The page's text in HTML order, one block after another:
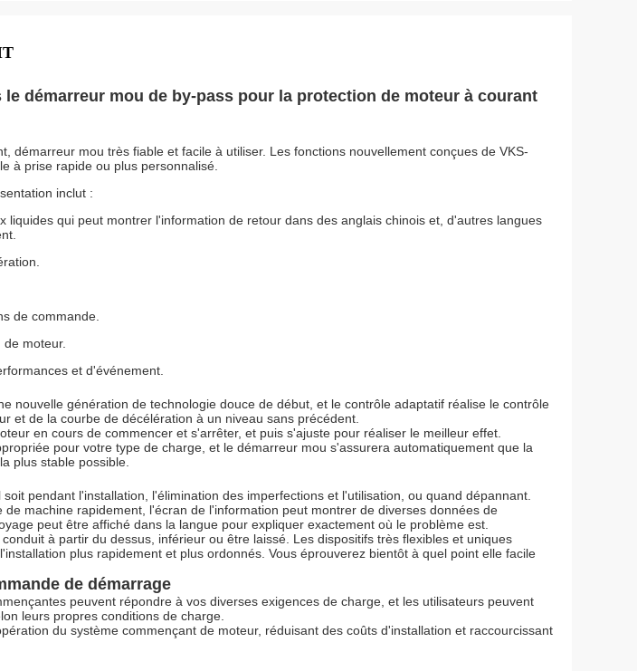
le démarreur mou de by-pass pour la protection de moteur à courant
démarreur mou très fiable et facile à utiliser. Les fonctions nouvellement conçues de VKS-
à prise rapide ou plus personnalisé.
inclut :
liquides qui peut montrer l'information de retour dans des anglais chinois et, d'autres langues
de commande.
moteur.
et d'événement.
nouvelle génération de technologie douce de début, et le contrôle adaptatif réalise le contrôle
et de la courbe de décélération à un niveau sans précédent.
en cours de commencer et s'arrêter, et puis s'ajuste pour réaliser le meilleur effet.
pour votre type de charge, et le démarreur mou s'assurera automatiquement que la
plus stable possible.
pendant l'installation, l'élimination des imperfections et l'utilisation, ou quand dépannant.
machine rapidement, l'écran de l'information peut montrer de diverses données de
peut être affiché dans la langue pour expliquer exactement où le problème est.
à partir du dessus, inférieur ou être laissé. Les dispositifs très flexibles et uniques
plus rapidement et plus ordonnés. Vous éprouverez bientôt à quel point elle facile
de démarrage
peuvent répondre à vos diverses exigences de charge, et les utilisateurs peuvent
leurs propres conditions de charge.
du système commençant de moteur, réduisant des coûts d'installation et raccourcissant